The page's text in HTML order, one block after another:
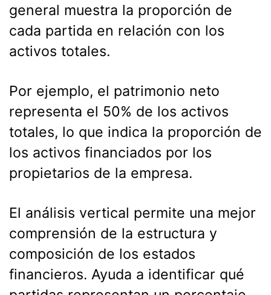
general muestra la proporción de
cada partida en relación con los
activos totales.
Por ejemplo, el patrimonio neto
representa el 50% de los activos
totales, lo que indica la proporción de
los activos financiados por los
propietarios de la empresa.
El análisis vertical permite una mejor
comprensión de la estructura y
composición de los estados
financieros. Ayuda a identificar qué